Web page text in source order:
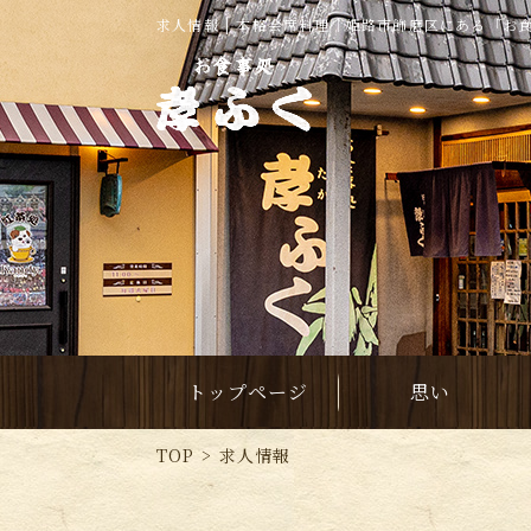
求人情報 | 本格会席料理｜姫路市飾磨区にある「お
トップページ 思い
TOP 求人情報